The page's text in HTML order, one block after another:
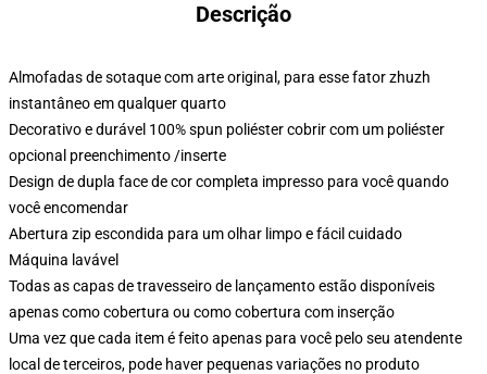
Descrição
Almofadas de sotaque com arte original, para esse fator zhuzh
instantâneo em qualquer quarto
Decorativo e durável 100% spun poliéster cobrir com um poliéster
opcional preenchimento /inserte
Design de dupla face de cor completa impresso para você quando
você encomendar
Abertura zip escondida para um olhar limpo e fácil cuidado
Máquina lavável
Todas as capas de travesseiro de lançamento estão disponíveis
apenas como cobertura ou como cobertura com inserção
Uma vez que cada item é feito apenas para você pelo seu atendente
local de terceiros, pode haver pequenas variações no produto